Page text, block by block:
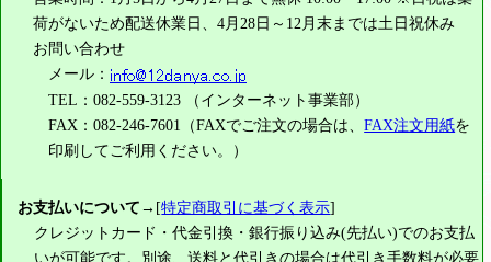
荷がないため配送休業日、4月28日～12月末までは土日祝休み
お問い合わせ
メール：
TEL：082-559-3123 （インターネット事業部）
FAX：082-246-7601（FAXでご注文の場合は、FAX注文用紙を
印刷してご利用ください。）
お支払いについて→[特定商取引に基づく表示]
クレジットカード・代金引換・銀行振り込み(先払い)でのお支払
いが可能です。別途、送料と代引きの場合は代引き手数料が必要